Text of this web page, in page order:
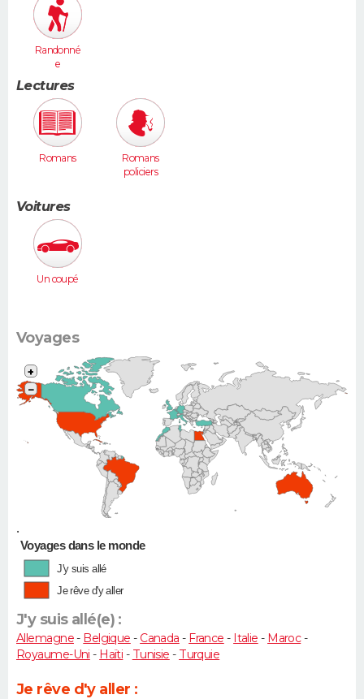
Randonné
e
Lectures
Romans
Romans
policiers
Voitures
Un coupé
Voyages
•
+
−
Voyages dans le monde
J'y suis allé
Je rêve d'y aller
J'y suis allé(e) :
Allemagne- Belgique - Canada - France - Italie - Maroc-
Royaume-Uni - Haïti - Tunisie - Turquie
Je rêve d'y aller :